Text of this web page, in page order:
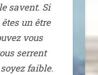
savent. Si
un être
vous
serrent
faible.